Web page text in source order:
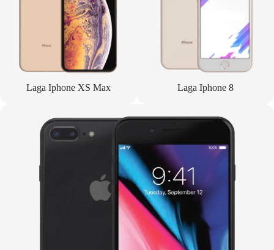
Laga Iphone XS Max Laga Iphone 8